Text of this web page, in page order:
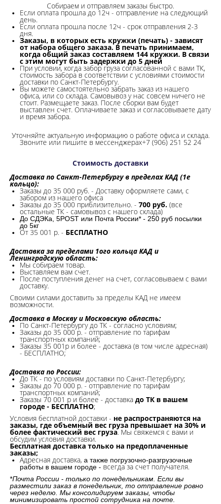
Собираем и отправляем заказы быстро.
Если оплата прошла до 12ч - отправление на следующий
день.
Если оплата прошла после 12ч - срок отправления 2-3
дня.
Заказы, в которых есть кружки (печать) - зависят
от набора общего заказа. В печать принимаем,
когда общий заказ составляем 144 кружки. В связи
с этим могут быть задержки до 5 дней
При условии, когда забор груза согласованной с вами ТК,
стоимость забора в соответствии с условиями стоимости
доставки по Санкт-Петербургу.
Вы можете самостоятельно забрать заказ из нашего
офиса, или со склада. Самовывоз у нас совсем ничего не
стоит. Размещаете заказ. После сборки вам будет
выставлен счет. Оплачиваете заказ и согласовываете дату
и время забора.
Уточняйте актуальную информацию о работе офиса и склада.
Звоните или пишите в мессенджерах+7 (906) 251 52 24
Стоимость доставки
Доставка по Санкт-Петербургу в пределах КАД (1е
кольцо):
Заказы до 35 000 руб. - Доставку оформляете сами, с
забором из нашего офиса
Заказы до 35 000 приблизительно. - 700 руб. (все
остальные ТК - самовывоз с нашего склада)
До СДЭКа, 5POST или Почта России* - 250 руб посылки
до 5кг
От 35 001 р. - БЕСПЛАТНО
Доставка за пределами 1ого кольца КАД и
Ленинградскую область:
Мы собираем товар.
Выставляем вам счет.
После поступления денег на счет, согласовываем с вами
доставку.
Своими силами доставить за пределы КАД не имеем
возможности.​
Доставка в Москву и Московскую область:
По Санкт-Петербургу до ТК - согласно условиям;
Заказы до 35 000 р. - отправление по тарифам
транспортных компаний;
Заказы 35 001р и более - доставка (в том числе адресная)
- БЕСПЛАТНО;
Доставка по России:
До ТК - по условиям доставки по Санкт-Петербургу;
Заказы до 70 000 р. - отправление по тарифам
транспортных компаний;
Заказы 70 001 р и более - доставка до ТК в вашем
городе - БЕСПЛАТНО;
Условия бесплатной доставки - не распространяются на
заказы, где объемный вес груза превышает на 30% и
более фактический вес груза. Мы свяжемся с вами и
обсудим условия доставки.
Бесплатная доставка только на предоплаченные
заказы;
Адресная доставка, а также погрузочно-разгрузочные
работы в вашем городе - всегда за счет получателя.
*Почта России - только по понедельникам. Если вы
разместили заказ в понедельник, то отправление ровно
через неделю. Мы консолидируем заказы, чтобы
минимизировать простой сотрудника на почте.